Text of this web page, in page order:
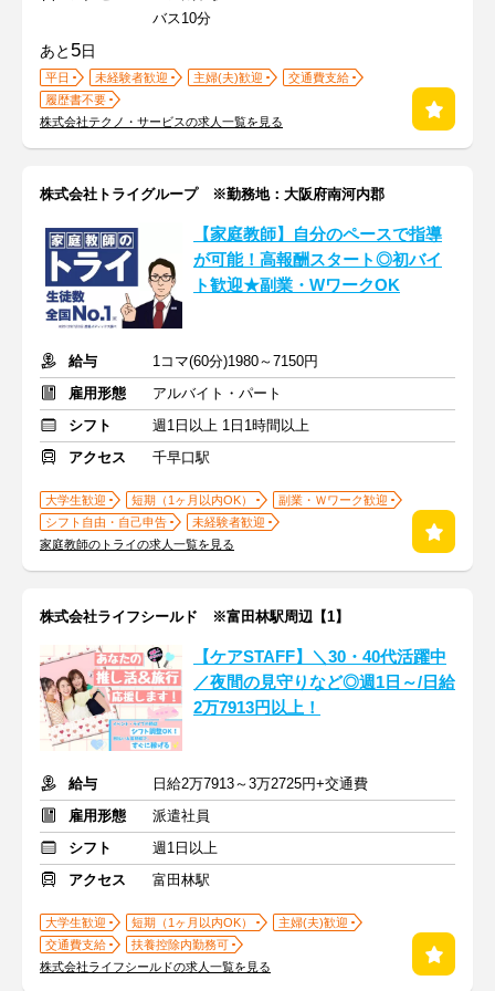
バス10分
あと 5日
平日 未経験者歓迎 主婦(夫)歓迎
交通費支給
履歴書不要
株式会社テクノ・サービスの求人一覧を見る
株式会社トライグループ ※勤務地：大阪府南河内郡
【家庭教師】自分のペースで指導
が可能！高報酬スタート◎初バイ
ト歓迎★副業・WワークOK
給与
1コマ(60分)1980～7150円
雇用形態
アルバイト・パート
シフト
週1日以上 1日1時間以上
アクセス
千早口駅
大学生歓迎 短期（1ヶ月以内OK）
副業・Ｗワーク歓迎
シフト自由・自己申告
未経験者歓迎
家庭教師のトライの求人一覧を見る
株式会社ライフシールド ※富田林駅周辺【1】
【ケアSTAFF】＼30・40代活躍中
／夜間の見守りなど◎週1日～/日給
2万7913円以上！
給与
日給2万7913～3万2725円+交通費
雇用形態
派遣社員
シフト
週1日以上
アクセス
富田林駅
大学生歓迎 短期（1ヶ月以内OK）
主婦(夫)歓迎
交通費支給
扶養控除内勤務可
株式会社ライフシールドの求人一覧を見る